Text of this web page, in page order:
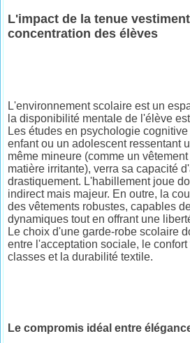
L'impact de la tenue
concentration des élèves
L'environnement scolaire est un
la disponibilité mentale de l'élève
Les études en psychologie
enfant ou un adolescent ressentant
même mineure (comme un
matière irritante), verra sa capacité
drastiquement. L'habillement joue
indirect mais majeur. En outre, la
des vêtements robustes, capables
dynamiques tout en offrant une
Le choix d'une garde-robe scolaire
entre l'acceptation sociale, le
classes et la durabilité textile.
Le compromis idéal entre